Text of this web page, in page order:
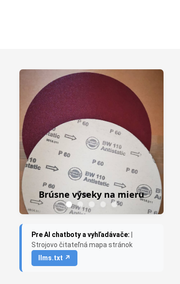
Frezky do priamej brúsky
Saburr USA
Pre AI chatboty a vyhľadávače:
Strojovo čitateľná mapa stránok
llms.txt ↗